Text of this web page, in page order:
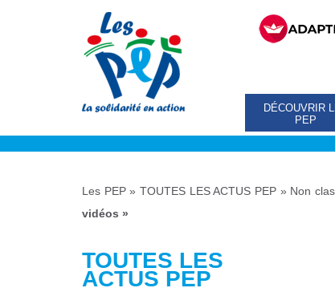
DÉCOUVRIR
PEP
Les PEP»TOUTES LES ACTUS PEP » Non
vidéos »
TOUTES LES
ACTUS PEP